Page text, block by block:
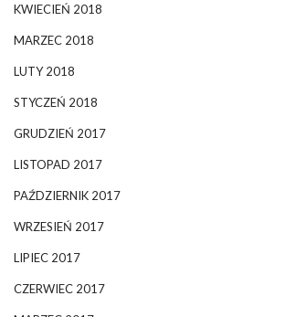
KWIECIEŃ 2018
MARZEC 2018
LUTY 2018
STYCZEŃ 2018
GRUDZIEŃ 2017
LISTOPAD 2017
PAŹDZIERNIK 2017
WRZESIEŃ 2017
LIPIEC 2017
CZERWIEC 2017